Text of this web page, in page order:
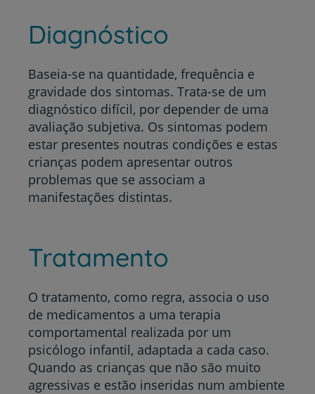
Diagnóstico
Baseia-se na quantidade, frequência e
gravidade dos sintomas. Trata-se de um
diagnóstico difícil, por depender de uma
avaliação subjetiva. Os sintomas podem
estar presentes noutras condições e estas
crianças podem apresentar outros
problemas que se associam a
manifestações distintas.
Tratamento
O tratamento, como regra, associa o uso
de medicamentos a uma terapia
comportamental realizada por um
psicólogo infantil, adaptada a cada caso.
Quando as crianças que não são muito
agressivas e estão inseridas num ambiente